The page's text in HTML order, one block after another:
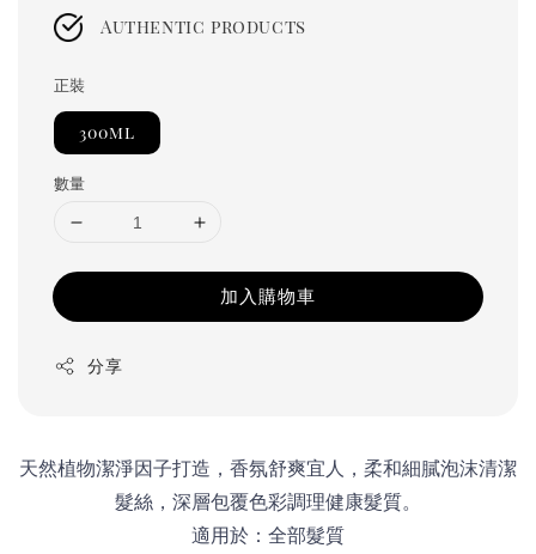
Authentic products
正裝
300ml
數量
加入購物車
分享
天然植物潔淨因子打造，香氛舒爽宜人，柔和細膩泡沫清潔
髮絲，深層包覆色彩調理健康髮質。
適用於：全部髮質